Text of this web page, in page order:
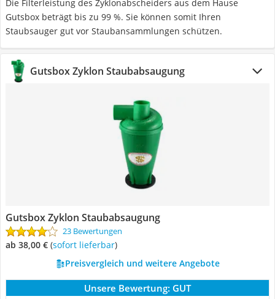
Die Filterleistung des Zyklonabscheiders aus dem Hause
Gutsbox beträgt bis zu 99 %. Sie können somit Ihren
Staubsauger gut vor Staubansammlungen schützen.
Gutsbox Zyklon Staubabsaugung
Gutsbox Zyklon Staubabsaugung
23 Bewertungen
ab 38,00 € ( Sofort lieferbar)
Preisvergleich und weitere Angebote
Unsere Bewertung: GUT